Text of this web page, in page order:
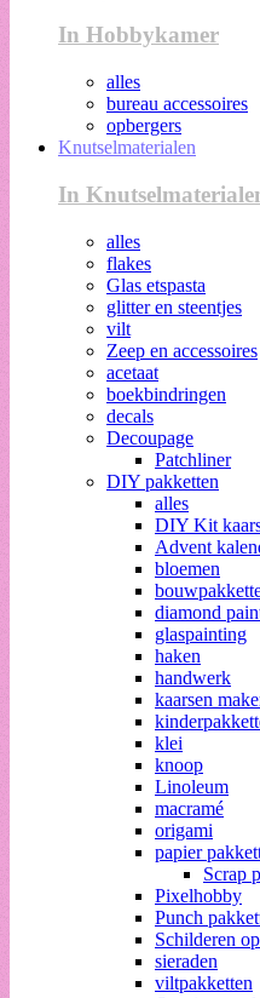
In Hobbykamer
alles
bureau accessoires
opbergers
Knutselmaterialen
In
alles
flakes
Glas etspasta
glitter en steentjes
vilt
Zeep en accessoires
acetaat
boekbindringen
decals
Decoupage
Patchliner
DIY pakketten
alles
DIY Kit
Advent
bloemen
diamond
glaspainting
haken
handwerk
kaarsen
klei
knoop
Linoleum
macramé
origami
papier
Scrap
Pixelhobby
Punch
Schilderen
sieraden
viltpakketten